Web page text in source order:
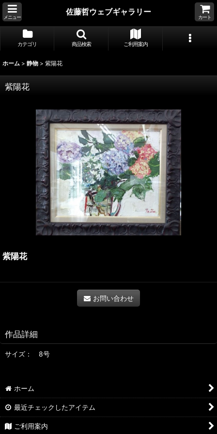
メニュー
佐藤哲ウェブギャラリー
カート
カテゴリ 商品検索 ご利用案内
ホーム > 静物 > 紫陽花
紫陽花
紫陽花
お問い合わせ
作品詳細
サイズ： 8号
ホーム
最近チェックしたアイテム
ご利用案内